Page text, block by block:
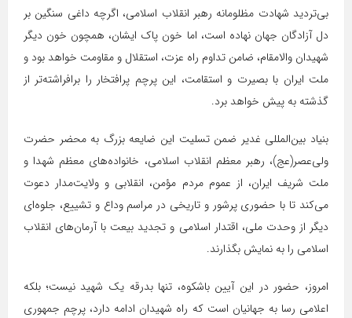
بی‌تردید شهادت مظلومانه رهبر انقلاب اسلامی، اگرچه داغی سنگین بر
دل آزادگان جهان نهاده است، اما خون پاک ایشان، همچون خون دیگر
شهیدان والامقام، ضامن تداوم راه عزت، استقلال و مقاومت خواهد بود و
ملت ایران با بصیرت و استقامت، این پرچم پرافتخار را برافراشته‌تر از
گذشته به پیش خواهد برد.
بنیاد بین‌المللی غدیر ضمن تسلیت این ضایعه بزرگ به محضر حضرت
ولی‌عصر(عج)، رهبر معظم انقلاب اسلامی، خانواده‌های معظم شهدا و
ملت شریف ایران، از عموم مردم مؤمن، انقلابی و ولایت‌مدار دعوت
می‌کند تا با حضوری پرشور و تاریخی در مراسم وداع و تشییع، جلوه‌ای
دیگر از وحدت ملی، اقتدار اسلامی و تجدید بیعت با آرمان‌های انقلاب
اسلامی را به نمایش بگذارند.
امروز، حضور در این آیین باشکوه، تنها بدرقه یک شهید نیست؛ بلکه
اعلامی رسا به جهانیان است که راه شهیدان ادامه دارد، پرچم جمهوری